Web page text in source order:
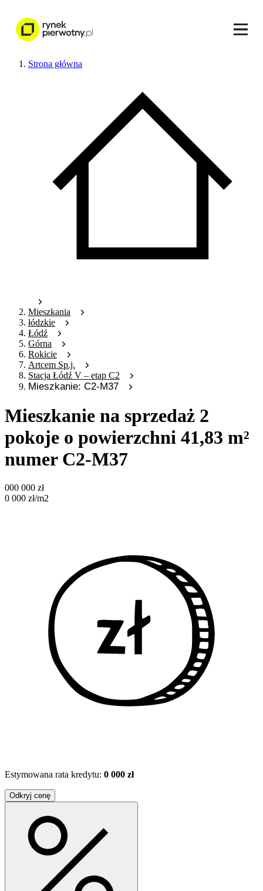
Strona główna
Mieszkania
łódzkie
Łódź
Górna
Rokicie
Artcem Sp.j.
Stacja Łódź V – etap C2
Mieszkanie: C2-M37
Mieszkanie na sprzedaż 2
pokoje o powierzchni 41,83 m²
numer C2-M37
000 000 zł
0 000 zł/m2
Estymowana rata kredytu: 0 000 zł
Odkryj cenę